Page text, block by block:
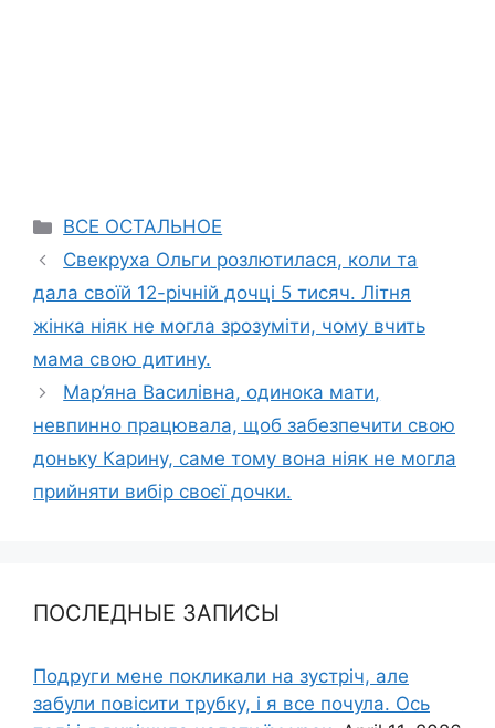
Categories
ВСЕ ОСТАЛЬНОЕ
Свекруха Ольги розлютилася, коли та
дала своїй 12-річній дочці 5 тисяч. Літня
жінка ніяк не могла зрозуміти, чому вчить
мама свою дитину.
Мар’яна Василівна, одинока мати,
невпинно працювала, щоб забезпечити свою
доньку Карину, саме тому вона ніяк не могла
прийняти вибір своєї дочки.
ПОСЛЕДНЫЕ ЗАПИСЫ
Подруги мене покликали на зустріч, але
забули повісити трубку, і я все почула. Ось